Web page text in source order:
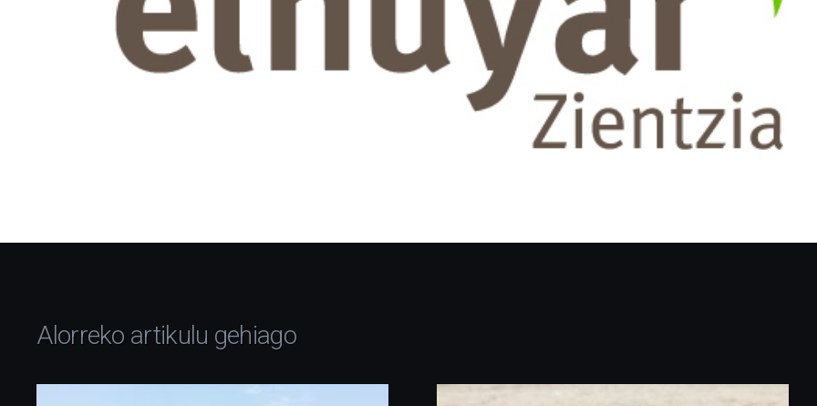
Alorreko artikulu gehiago